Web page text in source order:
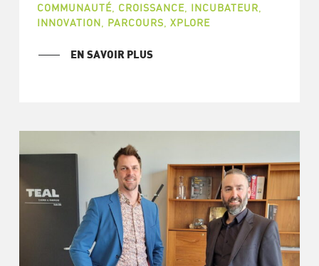
COMMUNAUTÉ, CROISSANCE, INCUBATEUR
INNOVATION
PARCOURS XPLORE
EN SAVOIR PLUS